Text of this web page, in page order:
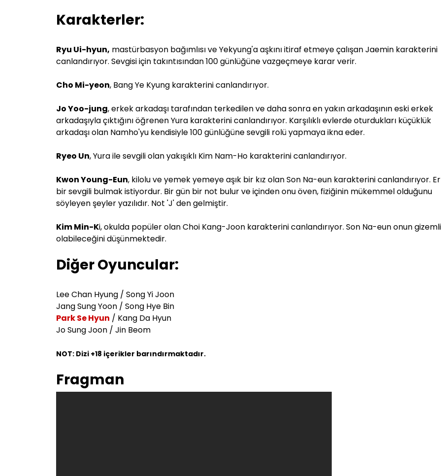
Karakterler:
Ryu Ui-hyun, mastürbasyon bağımlısı ve Yekyung'a aşkını itiraf etmeye çalışan Jaemin karakterini
canlandırıyor. Sevgisi için takıntısından 100 günlüğüne vazgeçmeye karar verir.
Cho Mi-yeon, Bang Ye Kyung karakterini canlandırıyor.
Jo Yoo-jung, erkek arkadaşı tarafından terkedilen ve daha sonra en yakın arkadaşının eski erkek
arkadaşıyla çıktığını öğrenen Yura karakterini canlandırıyor. Karşılıklı evlerde oturdukları küçüklük
arkadaşı olan Namho'yu kendisiyle 100 günlüğüne sevgili rolü yapmaya ikna eder.
Ryeo Un, Yura ile sevgili olan yakışıklı Kim Nam-Ho karakterini canlandırıyor.
Kwon Young-Eun, kilolu ve yemek yemeye aşık bir kız olan Son Na-eun karakterini canlandırıyor.
bir sevgili bulmak istiyordur. Bir gün bir not bulur ve içinden onu öven, fiziğinin mükemmel olduğunu
söyleyen şeyler yazılıdır. Not 'J' den gelmiştir.
Kim Min-Ki, okulda popüler olan Choi Kang-Joon karakterini canlandırıyor. Son Na-eun onun
olabileceğini düşünmektedir.
Diğer Oyuncular:
Lee Chan Hyung / Song Yi Joon
Jang Sung Yoon / Song Hye Bin
Park Se Hyun / Kang Da Hyun
Jo Sung Joon / Jin Beom
NOT: Dizi +18 içerikler barındırmaktadır.
Fragman